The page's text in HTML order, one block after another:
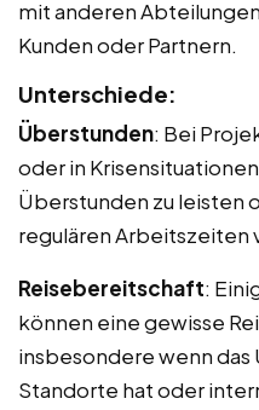
mit anderen
Kunden oder Partnern.
Unterschiede:
Überstunden: Bei
oder in
Überstunden zu leisten
regulären Arbeitszeiten
Reisebereitschaft:
können eine gewisse
insbesondere wenn
Standorte hat oder